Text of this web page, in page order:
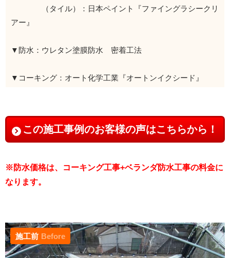
（タイル）：日本ペイント『ファイングラシークリ
アー』
▼防水：ウレタン塗膜防水 密着工法
▼コーキング：オート化学工業『オートンイクシード』
この施工事例のお客様の声はこちらから！
※防水価格は、コーキング工事+ベランダ防水工事の料金に
なります。
施工前 Before